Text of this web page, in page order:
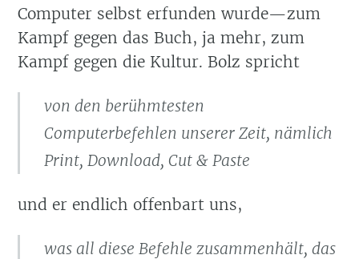
Computer selbst erfunden wurde—zum
Kampf gegen das Buch, ja mehr, zum
Kampf gegen die Kultur. Bolz spricht
von den berühmtesten
Computerbefehlen unserer Zeit, nämlich
Print, Download, Cut & Paste
und er endlich offenbart uns,
was all diese Befehle zusammenhält, das